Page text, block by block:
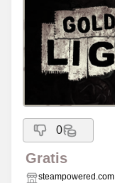
0
Gratis
steampowered.com